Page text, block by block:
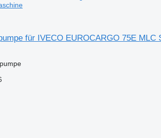
für IVECO EUROCARGO 75E MLC